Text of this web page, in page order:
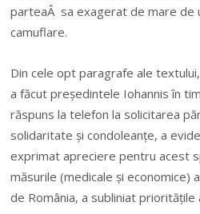
parteaÂ sa exagerat de mare de
camuflare.
Din cele opt paragrafe ale
a făcut președintele Iohannis în
răspuns la telefon la solicitarea
solidaritate și condoleanțe, a
exprimat apreciere pentru acest
măsurile (medicale și economice)
de România, a subliniat